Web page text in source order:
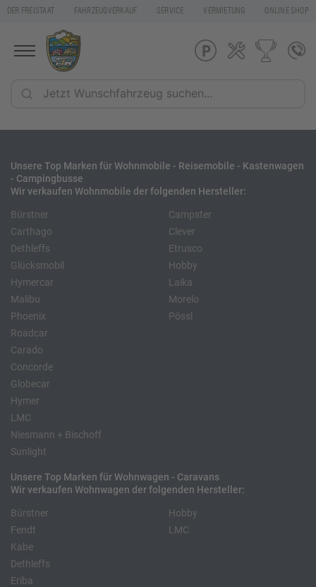
DER FREISTAAT FAHRZEUGVERKAUF SERVICE VERMIETUNG ONLINE SHOP
Unsere Top Marken für Wohnmobile - Reisemobile - Kastenwagen
- Campingbusse
Wir verkaufen Wohnmobile der folgenden Hersteller:
Bürstner
Carthago
Dethleffs
Glücksmobil
Hymercar
Malibu
Phoenix
Roadcar
Campster
Clever
Etrusco
Hobby
Laika
Morelo
Pössl
Carado
Concorde
Globecar
Hymer
LMC
Niesmann + Bischoff
Sunlight
Unsere Top Marken für Wohnwagen - Caravans
Wir verkaufen Wohnwagen der folgenden Hersteller:
Bürstner
Fendt
Kabe
Hobby
LMC
Dethleffs
Eriba